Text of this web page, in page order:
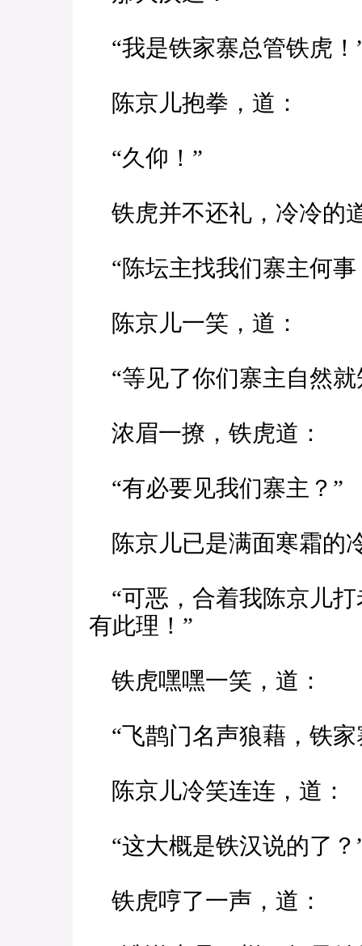
“我是铁家寨总管铁虎！
陈京儿抱拳，道：
“久仰！”
铁虎并不还礼，冷冷的
“陈坛主找我们寨主何事
陈京儿一笑，道：
“等见了你们寨主自然就
浓眉一撩，铁虎道：
“有必要见我们寨主？”
陈京儿已是满面寒霜的
“可恶，合着我陈京儿
有此理！”
铁虎嘿嘿一笑，道：
“飞鹊门名声狼藉，铁家
陈京儿冷笑连连，道：
“这大概是铁汉说的了？
铁虎哼了一声，道：